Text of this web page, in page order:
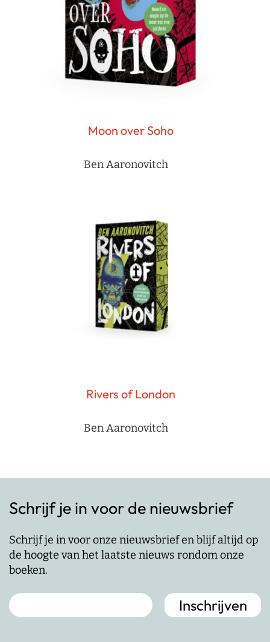
Moon over Soho
Ben Aaronovitch
Rivers of London
Ben Aaronovitch
Schrijf je in voor de nieuwsbrief
Schrijf je in voor onze nieuwsbrief en blijf altijd op
de hoogte van het laatste nieuws rondom onze
boeken.